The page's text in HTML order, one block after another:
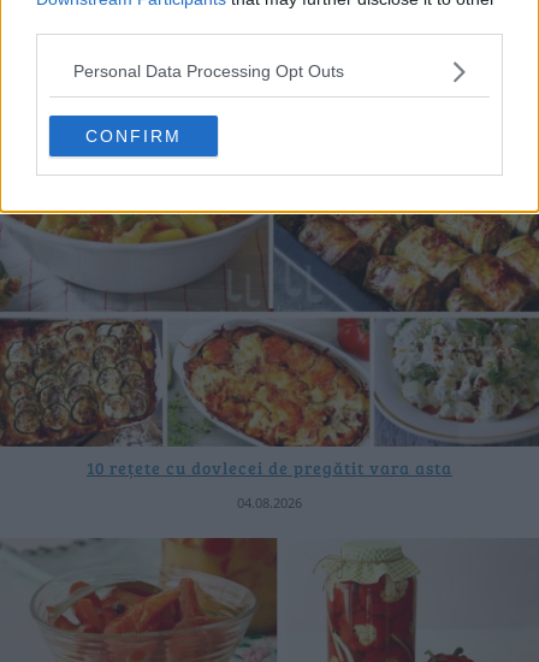
Personal Data Processing Opt Outs
CONFIRM
10 rețete cu dovlecei de pregătit vara asta
04.08.2026